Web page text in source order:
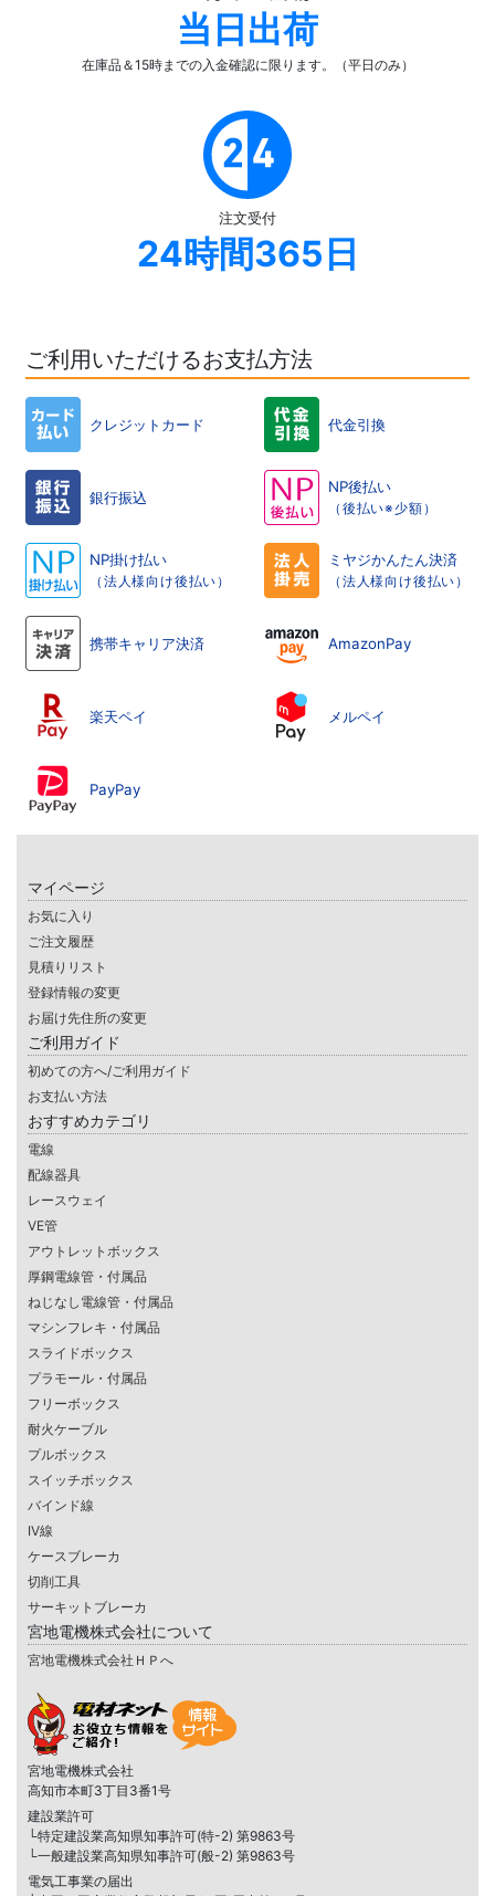
当日出荷
在庫品＆15時までの入金確認に限ります。（平日のみ）
注文受付
24時間365日
ご利用いただけるお支払方法
クレジットカード 代金引換
銀行振込
NP後払い
（後払い※少額）
NP掛け払い
（法人様向け後払い）
ミヤジかんたん決済
（法人様向け後払い）
携帯キャリア決済 AmazonPay
楽天ペイ メルペイ
PayPay
マイページ
お気に入り
ご注文履歴
見積りリスト
登録情報の変更
お届け先住所の変更
ご利用ガイド
初めての方へ/ご利用ガイド
お支払い方法
おすすめカテゴリ
電線
配線器具
レースウェイ
VE管
アウトレットボックス
厚鋼電線管・付属品
ねじなし電線管・付属品
マシンフレキ・付属品
スライドボックス
プラモール・付属品
フリーボックス
耐火ケーブル
プルボックス
スイッチボックス
バインド線
IV線
ケースブレーカ
切削工具
サーキットブレーカ
宮地電機株式会社について
宮地電機株式会社ＨＰへ
宮地電機株式会社
高知市本町3丁目3番1号
建設業許可
└特定建設業高知県知事許可(特-2) 第9863号
└一般建設業高知県知事許可(般-2) 第9863号
電気工事業の届出